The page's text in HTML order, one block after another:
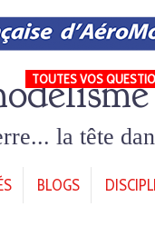
TOUTES VOS
la tête
BLOGS